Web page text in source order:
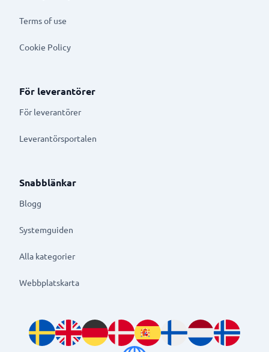
Terms of use
Cookie Policy
För leverantörer
För leverantörer
Leverantörsportalen
Snabblänkar
Blogg
Systemguiden
Alla kategorier
Webbplatskarta